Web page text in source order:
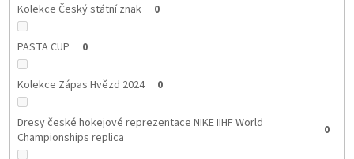
Kolekce Český státní znak 0
PASTA CUP 0
Kolekce Zápas Hvězd 2024 0
Dresy české hokejové reprezentace NIKE IIHF World
Championships replica
0